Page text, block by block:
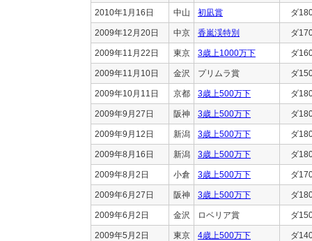
2010年1月16日 中山 初凪賞 ダ
2009年12月20日 中京 香嵐渓特別 ダ
2009年11月22日 東京 3歳上1000万下 ダ
2009年11月10日 金沢 プリムラ賞 ダ
2009年10月11日 京都 3歳上500万下 ダ
2009年9月27日 阪神 3歳上500万下 ダ
2009年9月12日 新潟 3歳上500万下 ダ
2009年8月16日 新潟 3歳上500万下 ダ
2009年8月2日 小倉 3歳上500万下 ダ
2009年6月27日 阪神 3歳上500万下 ダ
2009年6月2日 金沢 ロベリア賞 ダ
2009年5月2日 東京 4歳上500万下 ダ